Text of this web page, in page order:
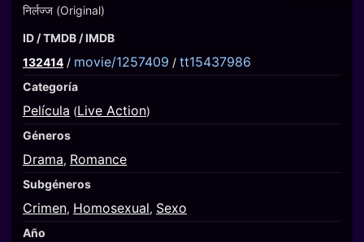
निर्लज्ज (Original)
ID / TMDB / IMDB
132414 / movie/1257409 / tt15437986
Categoría
Película (Live Action)
Géneros
Drama, Romance
Subgéneros
Crimen, Homosexual, Sexo
Año